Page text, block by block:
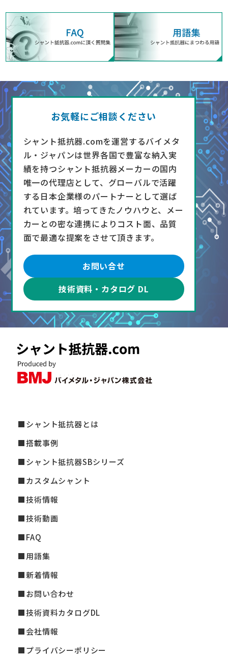
お気軽にご相談ください
シャント抵抗器.comを運営するバイメタ
ル・ジャパンは世界各国で豊富な納入実
績を持つシャント抵抗器メーカーの国内
唯一の代理店として、グローバルで活躍
する日本企業様のパートナーとして選ば
れています。培ってきたノウハウと、メー
カーとの密な連携によりコスト面、品質
面で最適な提案をさせて頂きます。
お問い合せ
技術資料・カタログ DL
シャント抵抗器とは
搭載事例
シャント抵抗器SBシリーズ
カスタムシャント
技術情報
技術動画
FAQ
用語集
新着情報
お問い合わせ
技術資料カタログDL
会社情報
プライバシーポリシー